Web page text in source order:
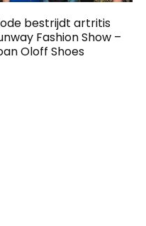
bestrijdt artritis
Fashion Show –
Oloff Shoes